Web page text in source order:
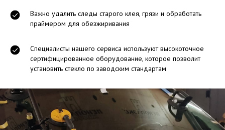
Важно удалить следы старого клея, грязи и обработать
праймером для обезжиривания
Специалисты нашего сервиса используют высокоточное
сертифицированное оборудование, которое позволит
установить стекло по заводским стандартам